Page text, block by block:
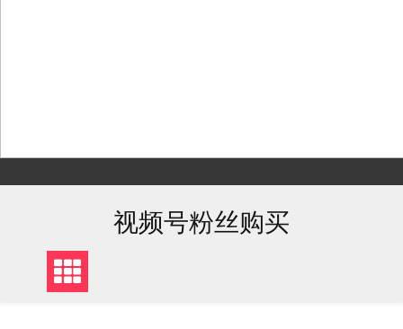
to
视频号粉丝购买